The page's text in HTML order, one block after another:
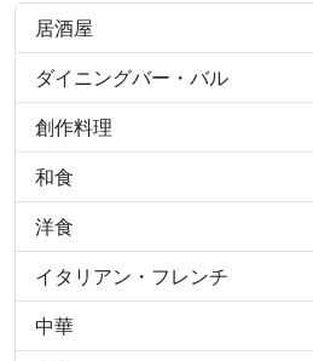
居酒屋
ダイニングバー・バル
創作料理
和食
洋食
イタリアン・フレンチ
中華